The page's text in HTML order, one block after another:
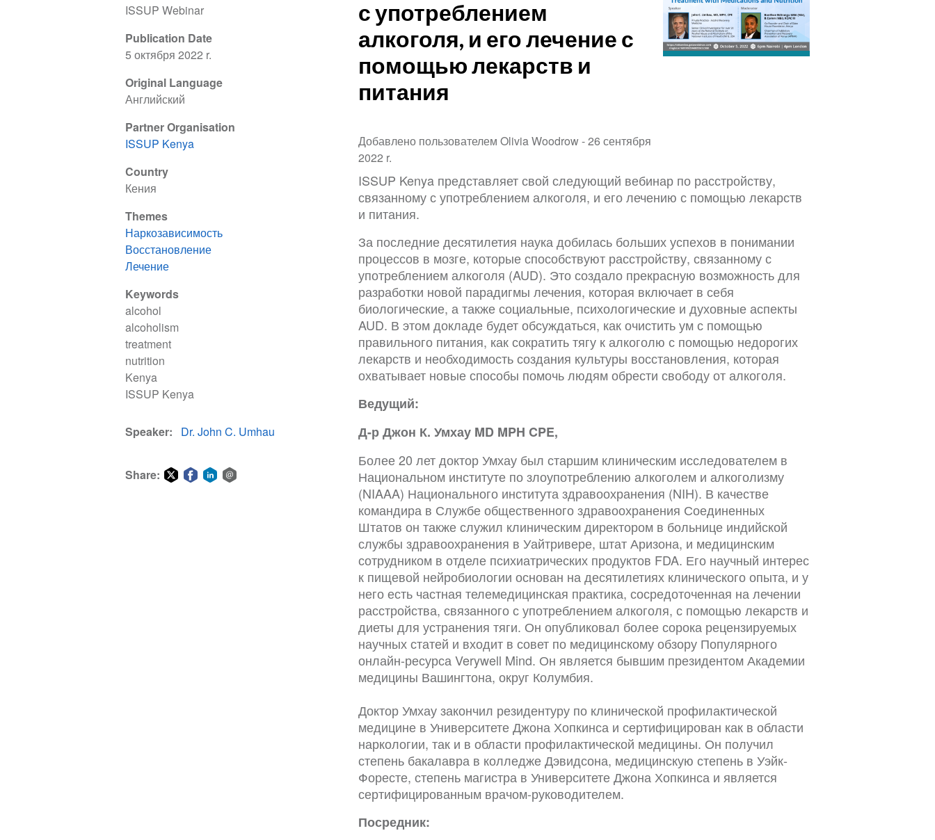
ISSUP Webinar
Publication Date
5 октября 2022 r.
Original Language
Английский
Partner Organisation
ISSUP Kenya
Country
Кения
Themes
Наркозависимость
Восстановление
Лечение
Keywords
alcohol
alcoholism
treatment
nutrition
Kenya
ISSUP Kenya
Speaker Dr. John C. Umhau
Share:
с употреблением
алкоголя, и его лечение с
помощью лекарств и
питания
Добавлено пользователем Olivia Woodrow -26 сентября
2022 r.
ISSUP Kenya представляет свой следующий вебинар по расстройству,
связанному с употреблением алкоголя, и его лечению с помощью лекарств
и питания.
За последние десятилетия наука добилась больших успехов в понимании
процессов в мозге, которые способствуют расстройству, связанному с
употреблением алкоголя (AUD). Это создало прекрасную возможность для
разработки новой парадигмы лечения, которая включает в себя
биологические, а также социальные, психологические и духовные аспекты
AUD. В этом докладе будет обсуждаться, как очистить ум с помощью
правильного питания, как сократить тягу к алкоголю с помощью недорогих
лекарств и необходимость создания культуры восстановления, которая
охватывает новые способы помочь людям обрести свободу от алкоголя.
Ведущий:
Д-р Джон К. Умхау MD MPH CPE,
Более 20 лет доктор Умхау был старшим клиническим исследователем в
Национальном институте по злоупотреблению алкоголем и алкоголизму
(NIAAA) Национального института здравоохранения (NIH). В качестве
командира в Службе общественного здравоохранения Соединенных
Штатов он также служил клиническим директором в больнице индийской
службы здравоохранения в Уайтривере, штат Аризона, и медицинским
сотрудником в отделе психиатрических продуктов FDA. Его научный интерес
к пищевой нейробиологии основан на десятилетиях клинического опыта, и у
него есть частная телемедицинская практика, сосредоточенная на лечении
расстройства, связанного с употреблением алкоголя, с помощью лекарств и
диеты для устранения тяги. Он опубликовал более сорока рецензируемых
научных статей и входит в совет по медицинскому обзору Популярного
онлайн-ресурса Verywell Mind. Он является бывшим президентом Академии
медицины Вашингтона, округ Колумбия.
Доктор Умхау закончил резидентуру по клинической профилактической
медицине в Университете Джона Хопкинса и сертифицирован как в области
наркологии, так и в области профилактической медицины. Он получил
степень бакалавра в колледже Дэвидсона, медицинскую степень в Уэйк-
Форесте, степень магистра в Университете Джона Хопкинса и является
сертифицированным врачом-руководителем.
Посредник: